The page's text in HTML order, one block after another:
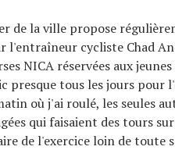
de la ville propose
l'entraîneur cycliste Chad
NICA réservées aux
presque tous les jours
où j'ai roulé, les seules
qui faisaient des tours
de l'exercice loin de toute